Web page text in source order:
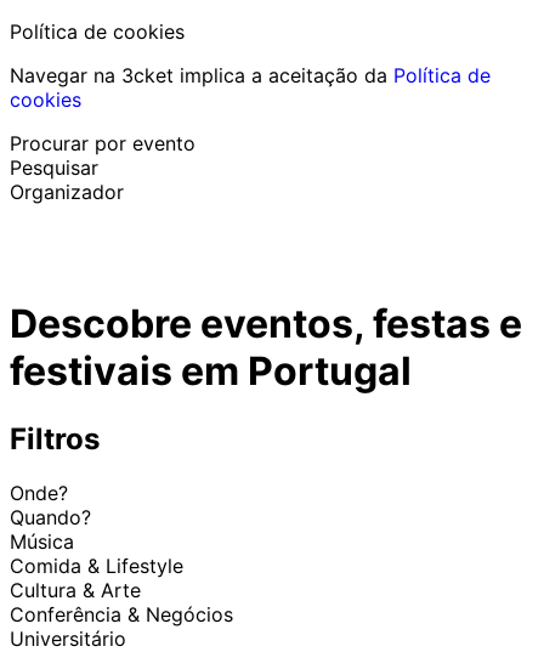
Política de cookies
Navegar na 3cket implica a aceitação da Política de
cookies
Procurar por evento
Pesquisar
Organizador
Ajuda ao participantePerdi o meu bilhete
Login Promover evento
Descobre eventos, festas e
festivais em Portugal
Filtros
Onde?
Quando?
Música
Comida & Lifestyle
Cultura & Arte
Conferência & Negócios
Universitário